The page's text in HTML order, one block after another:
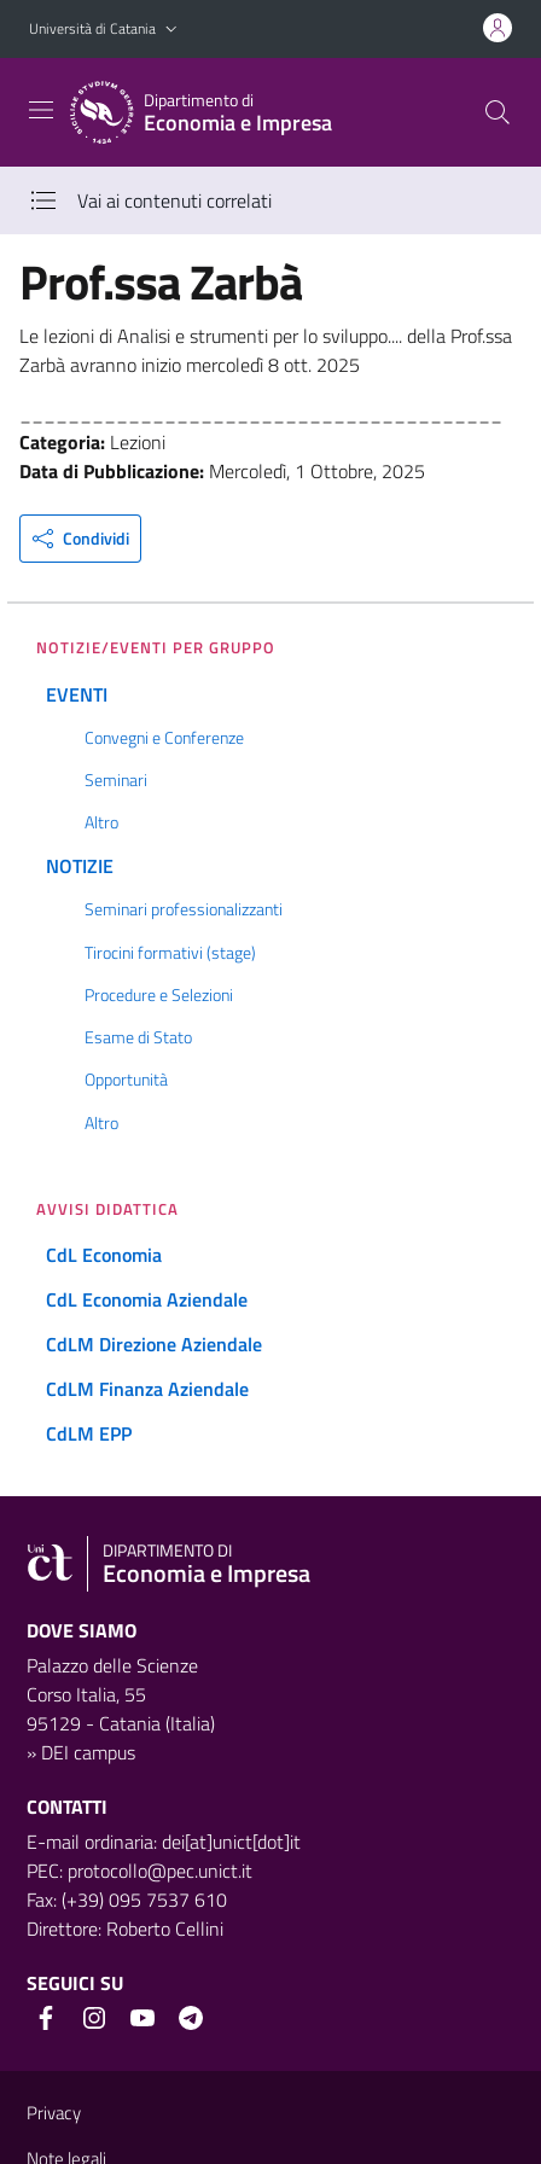
Vai al contenuto principale
Vai al menu di navigazione
Università di Catania
Dipartimento di
Economia e Impresa
Vai ai contenuti correlati
Prof.ssa Zarbà
Le lezioni di Analisi e strumenti per lo sviluppo.... della Prof.ssa
Zarbà avranno inizio mercoledì 8 ott. 2025
Categoria: Lezioni
Data di Pubblicazione: Mercoledì, 1 Ottobre, 2025
Condividi
NOTIZIE/EVENTI PER GRUPPO
EVENTI
Convegni e Conferenze
Seminari
Altro
NOTIZIE
Seminari professionalizzanti
Tirocini formativi (stage)
Procedure e Selezioni
Esame di Stato
Opportunità
Altro
AVVISI DIDATTICA
CdL Economia
CdL Economia Aziendale
CdLM Direzione Aziendale
CdLM Finanza Aziendale
CdLM EPP
DIPARTIMENTO DI
Economia e Impresa
DOVE SIAMO
Palazzo delle Scienze
Corso Italia, 55
95129 - Catania (Italia)
» DEI campus
CONTATTI
E-mail ordinaria: dei[at]unict[dot]it
PEC: protocollo@pec.unict.it
Fax: (+39) 095 7537 610
Direttore: Roberto Cellini
SEGUICI SU
Privacy